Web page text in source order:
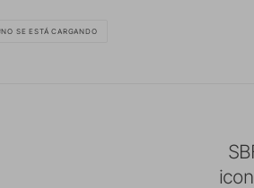
NO SE ESTÁ CARGANDO